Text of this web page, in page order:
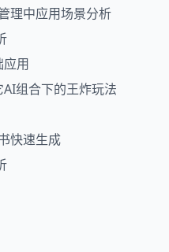
理中应用场景分析
用
组合下的王炸玩法
快速生成